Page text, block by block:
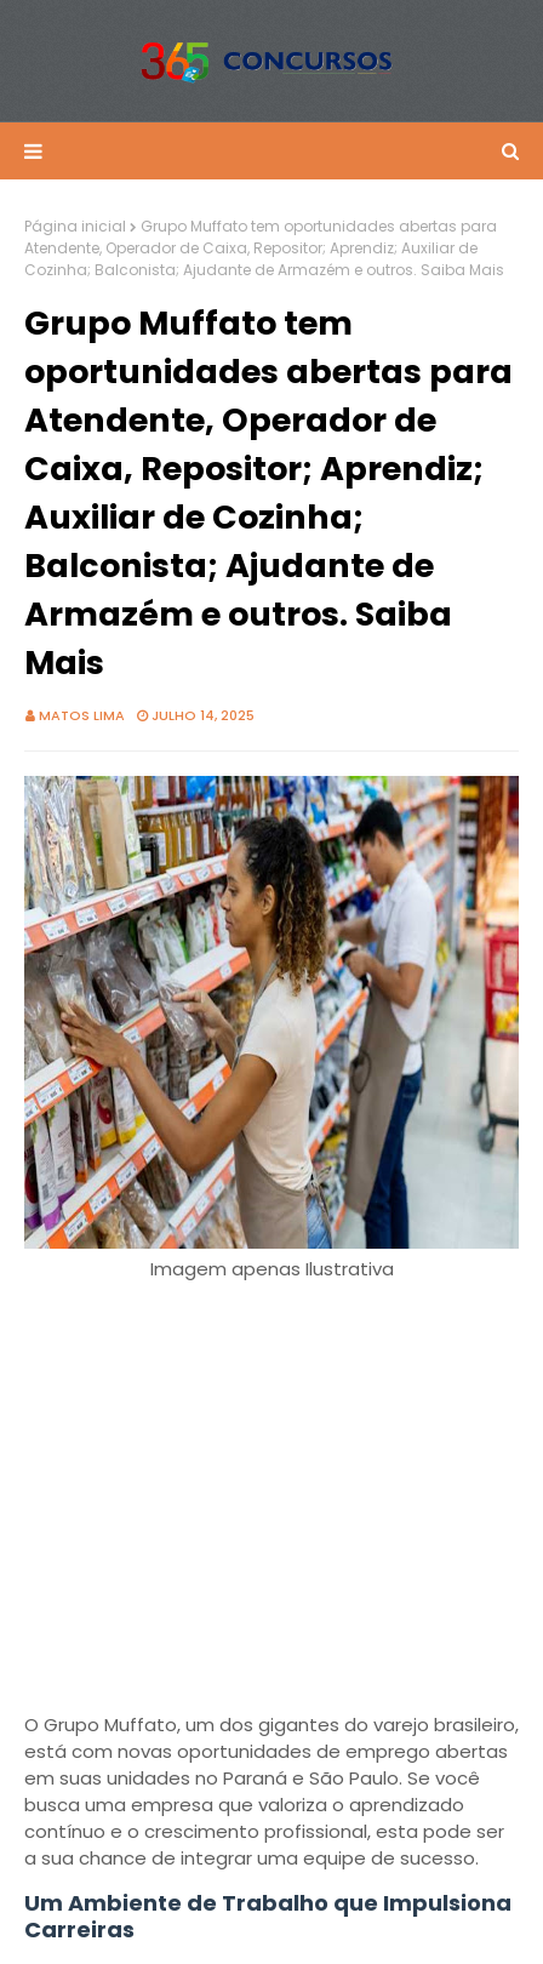
Página inicial
Grupo Muffato tem oportunidades abertas para
Atendente, Operador de Caixa, Repositor; Aprendiz; Auxiliar de
Cozinha; Balconista; Ajudante de Armazém e outros. Saiba Mais
Grupo Muffato tem
oportunidades abertas para
Atendente, Operador de
Caixa, Repositor; Aprendiz;
Auxiliar de Cozinha;
Balconista; Ajudante de
Armazém e outros. Saiba
Mais
MATOS LIMA JULHO 14, 2025
Imagem apenas Ilustrativa
O Grupo Muffato, um dos gigantes do varejo brasileiro,
está com novas oportunidades de emprego abertas
em suas unidades no Paraná e São Paulo. Se você
busca uma empresa que valoriza o aprendizado
contínuo e o crescimento profissional, esta pode ser
a sua chance de integrar uma equipe de sucesso.
Um Ambiente de Trabalho que Impulsiona
Carreiras